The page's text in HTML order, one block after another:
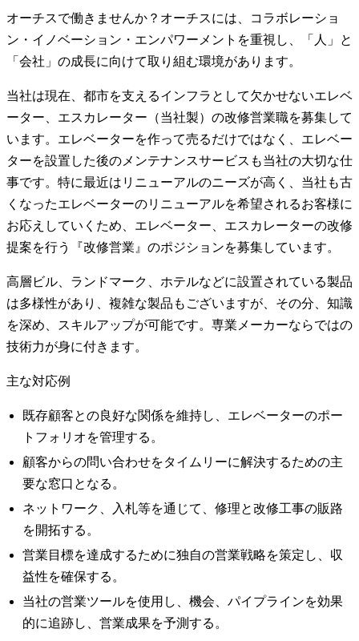
オーチスで働きませんか？オーチスには、コラボレーショ
ン・イノベーション・エンパワーメントを重視し、「人」と
「会社」の成長に向けて取り組む環境があります。
当社は現在、都市を支えるインフラとして欠かせないエレベ
ーター、エスカレーター（当社製）の改修営業職を募集して
います。エレベーターを作って売るだけではなく、エレベー
ターを設置した後のメンテナンスサービスも当社の大切な仕
事です。特に最近はリニューアルのニーズが高く、当社も古
くなったエレベーターのリニューアルを希望されるお客様に
お応えしていくため、エレベーター、エスカレーターの改修
提案を行う『改修営業』のポジションを募集しています。
高層ビル、ランドマーク、ホテルなどに設置されている製品
は多様性があり、複雑な製品もございますが、その分、知識
を深め、スキルアップが可能です。専業メーカーならではの
技術力が身に付きます。
主な対応例
既存顧客との良好な関係を維持し、エレベーターのポー
トフォリオを管理する。
顧客からの問い合わせをタイムリーに解決するための主
要な窓口となる。
ネットワーク、入札等を通じて、修理と改修工事の販路
を開拓する。
営業目標を達成するために独自の営業戦略を策定し、収
益性を確保する。
当社の営業ツールを使用し、機会、パイプラインを効果
的に追跡し、営業成果を予測する。